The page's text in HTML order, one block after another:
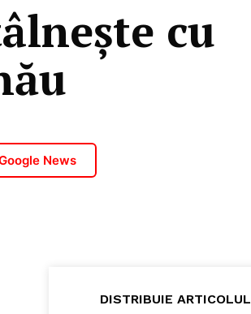
cu
News
DISTRIBUIE ARTICOLUL